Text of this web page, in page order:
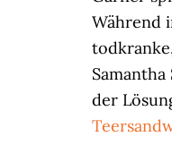
Während
der